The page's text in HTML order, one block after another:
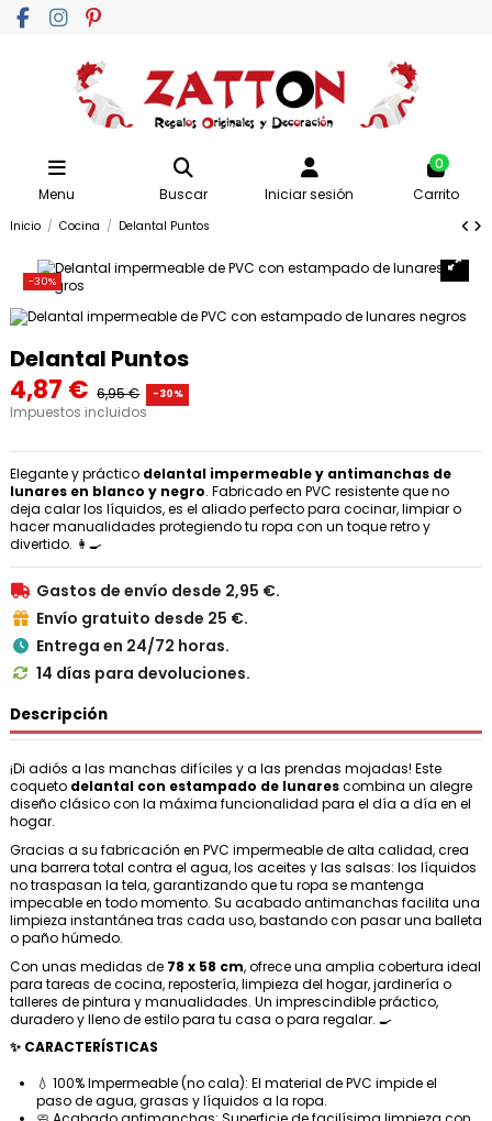
Menu Buscar Iniciar sesión
0
Carrito
Inicio Cocina Delantal Puntos
-30%
Delantal Puntos
4,87 € 6,95 € -30%
Impuestos incluidos
Elegante y práctico delantal impermeable y antimanchas de
lunares en blanco y negro. Fabricado en PVC resistente que no
deja calar los líquidos, es el aliado perfecto para cocinar, limpiar o
hacer manualidades protegiendo tu ropa con un toque retro y
divertido. 👩‍🍳
 Gastos de envío desde 2,95 €.
 Envío gratuito desde 25 €.
 Entrega en 24/72 horas.
 14 días para devoluciones.
Descripción
¡Di adiós a las manchas difíciles y a las prendas mojadas! Este
coqueto delantal con estampado de lunarescombina un alegre
diseño clásico con la máxima funcionalidad para el día a día en el
hogar.
Gracias a su fabricación en PVC impermeable de alta calidad, crea
una barrera total contra el agua, los aceites y las salsas: los líquidos
no traspasan la tela, garantizando que tu ropa se mantenga
impecable en todo momento. Su acabado antimanchas facilita una
limpieza instantánea tras cada uso, bastando con pasar una balleta
o paño húmedo.
Con unas medidas de 78 x 58 cm, ofrece una amplia cobertura ideal
para tareas de cocina, repostería, limpieza del hogar, jardinería o
talleres de pintura y manualidades. Un imprescindible práctico,
duradero y lleno de estilo para tu casa o para regalar. 🍳
✨ CARACTERÍSTICAS
💧 100% Impermeable (no cala): El material de PVC impide el
paso de agua, grasas y líquidos a la ropa.